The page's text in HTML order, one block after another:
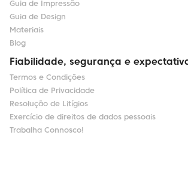
Guia de Impressão
Guia de Design
Materiais
Blog
Fiabilidade, segurança e
Termos e Condições
Política de Privacidade
Resolução de Litígios
Exercício de direitos de dados pessoais
Trabalha Connosco!